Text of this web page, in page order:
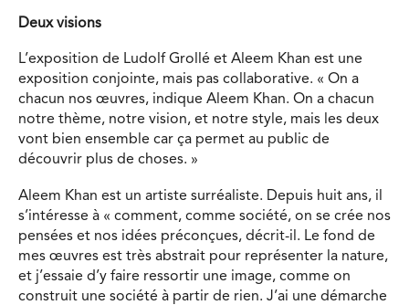
Deux visions
L’exposition de Ludolf Grollé et Aleem Khan est une
exposition conjointe, mais pas collaborative. « On a
chacun nos œuvres, indique Aleem Khan. On a chacun
notre thème, notre vision, et notre style, mais les deux
vont bien ensemble car ça permet au public de
découvrir plus de choses. »
Aleem Khan est un artiste surréaliste. Depuis huit ans, il
s’intéresse à « comment, comme société, on se crée nos
pensées et nos idées préconçues, décrit-il. Le fond de
mes œuvres est très abstrait pour représenter la nature,
et j’essaie d’y faire ressortir une image, comme on
construit une société à partir de rien. J’ai une démarche